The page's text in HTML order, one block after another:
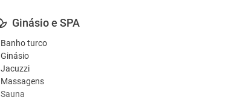
Ginásio e SPA
Banho turco
Ginásio
Jacuzzi
Massagens
Sauna